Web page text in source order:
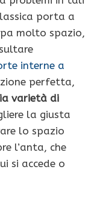
porta a
molto spazio,
interne a
perfetta,
varietà di
la giusta
lo spazio
l’anta, che
si accede o